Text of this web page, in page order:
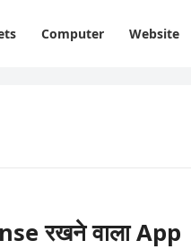
Computer Website
रखने वाला App